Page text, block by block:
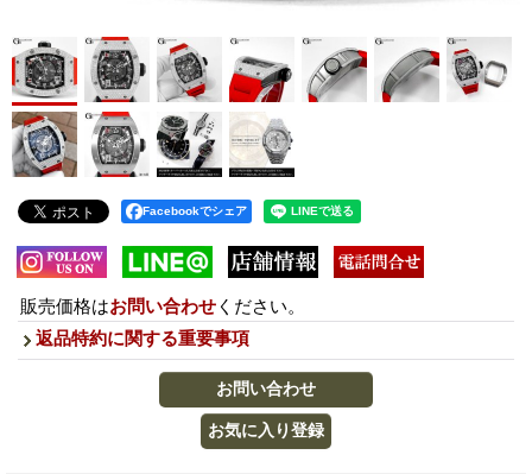
Facebookでシェア
販売価格はお問い合わせ ください。
返品特約に関する重要事項